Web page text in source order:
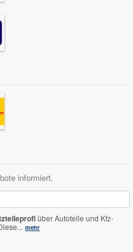
informiert.
über Autoteile und Kfz-
mehr